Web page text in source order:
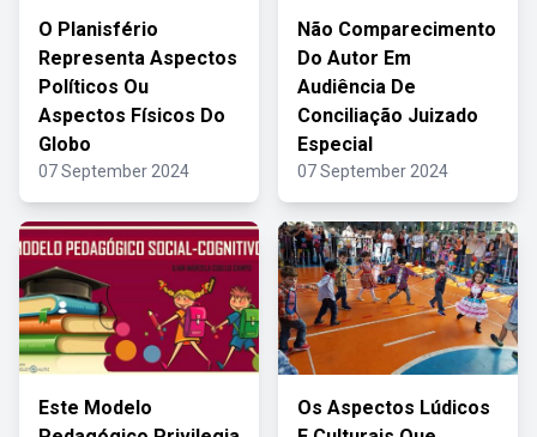
O Planisfério
Representa Aspectos
Políticos Ou
Aspectos Físicos Do
Globo
07 September 2024
Não Comparecimento
Do Autor Em
Audiência De
Conciliação Juizado
Especial
07 September 2024
Este Modelo
Os Aspectos Lúdicos